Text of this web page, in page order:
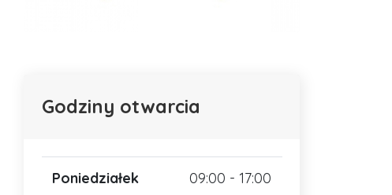
Godziny otwarcia
Poniedziałek 09:00 - 17:00